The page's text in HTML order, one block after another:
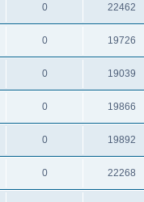
0 22462
0 19726
0 19039
0 19866
0 19892
0 22268